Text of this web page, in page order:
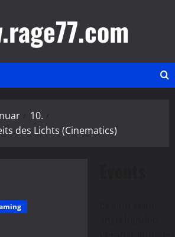
10.
des Lichts (Cinematics)